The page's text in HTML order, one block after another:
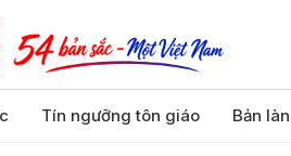
Tín ngưỡng tôn giáo Bản